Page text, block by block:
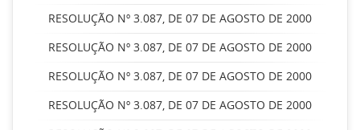
RESOLUÇÃO Nº 3.087, DE 07 DE AGOSTO DE 2000
RESOLUÇÃO Nº 3.087, DE 07 DE AGOSTO DE 2000
RESOLUÇÃO Nº 3.087, DE 07 DE AGOSTO DE 2000
RESOLUÇÃO Nº 3.087, DE 07 DE AGOSTO DE 2000